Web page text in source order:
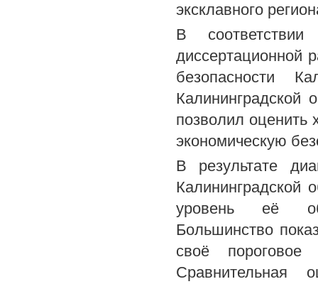
эксклавного
В
диссертационной
безопасности
Калининградской
позволил оценить
экономическую
В результате
Калининградской
уровень её
Большинство
своё
Сравнительная